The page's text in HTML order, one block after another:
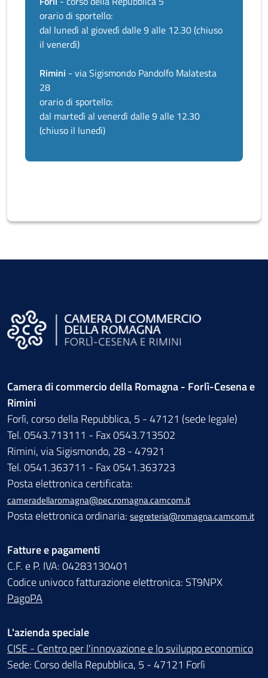
orario di sportello:
dal lunedì al giovedì dalle 9 alle 12.30 (chiuso
il venerdì)
Rimini - via Sigismondo Pandolfo Malatesta
28
orario di sportello:
dal martedì al venerdì dalle 9 alle 12.30
(chiuso il lunedì)
Camera di commercio della Romagna - Forlì-Cesena e
Rimini
Forlì, corso della Repubblica, 5 - 47121 (sede legale)
Tel. 0543.713111 - Fax 0543.713502
Rimini, via Sigismondo, 28 - 47921
Tel. 0541.363711 - Fax 0541.363723
Posta elettronica certificata:
cameradellaromagna@pec.romagna.camcom.it
Posta elettronica ordinaria: segreteria@romagna.camcom.it
Fatture e pagamenti
C.F. e P. IVA: 04283130401
Codice univoco fatturazione elettronica: ST9NPX
PagoPA
L'azienda speciale
CISE - Centro per l'innovazione e lo sviluppo economico
Sede: Corso della Repubblica, 5 - 47121 Forlì